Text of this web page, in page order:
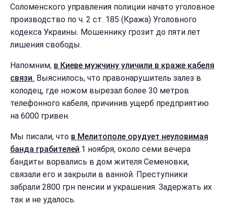
Соломенского управления полиции начато уголовное
производство по ч. 2 ст. 185 (Кража) Уголовного
кодекса Украины. Мошеннику грозит до пяти лет
лишения свободы.
Напомним, в Киеве мужчину уличили в краже кабеля
связи. Выяснилось, что правонарушитель залез в
колодец, где ножом вырезал более 30 метров
телефонного кабеля, причинив ущерб предприятию
на 6000 гривен.
Мы писали, что в Мелитополе орудует неуловимая
банда грабителей.1 ноября, около семи вечера
бандиты ворвались в дом жителя Семеновки,
связали его и закрыли в ванной. Преступники
забрали 2800 грн пенсии и украшения. Задержать их
так и не удалось.